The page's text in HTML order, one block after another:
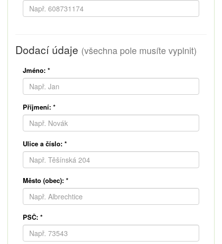
Dodací údaje (všechna pole musíte vyplnit)
Jméno: *
Příjmení: *
Ulice a číslo: *
Město (obec): *
PSČ: *